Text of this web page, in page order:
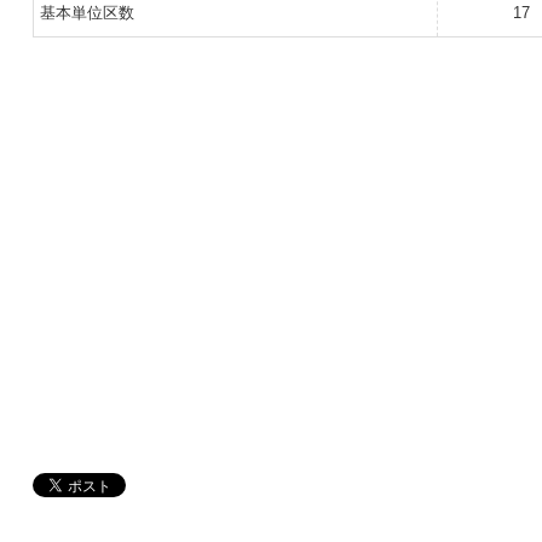
基本単位区数 17